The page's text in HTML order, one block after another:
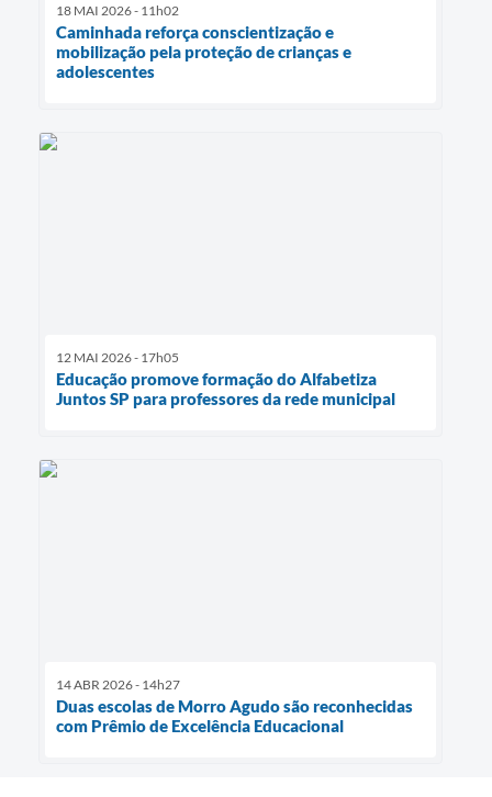
18 MAI 2026 - 11h02
Caminhada reforça conscientização e
mobilização pela proteção de crianças e
adolescentes
12 MAI 2026 - 17h05
Educação promove formação do Alfabetiza
Juntos SP para professores da rede municipal
14 ABR 2026 - 14h27
Duas escolas de Morro Agudo são reconhecidas
com Prêmio de Excelência Educacional